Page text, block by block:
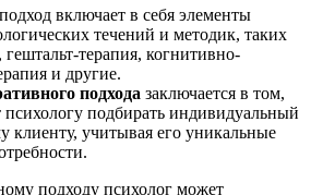
включает в себя элементы
течений и методик, таких
гештальт-терапия, когнитивно-
и другие.
подхода заключается в том,
психологу подбирать индивидуальный
клиенту, учитывая его уникальные
подходу психолог может